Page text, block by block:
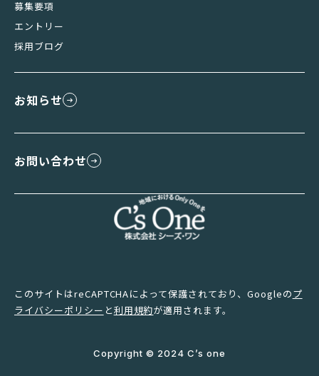
このサイトはreCAPTCHAによって保護されており、Googleのプ
ライバシーポリシー と利用規約が適用されます。
Copyright © 2024 C’s one
募集要項
エントリー
採用ブログ
お知らせ
お問い合わせ